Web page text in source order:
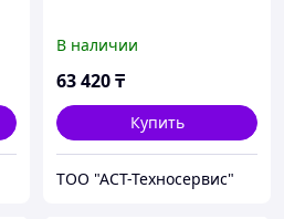
В наличии
63 420₸
Купить
ТОО "АСТ-Техносервис"